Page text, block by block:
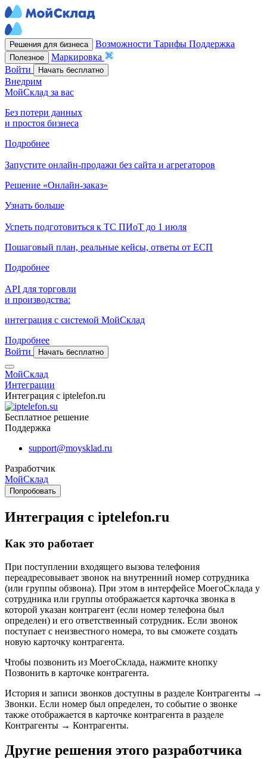
Решения для бизнеса Возможности Тарифы Поддержка
Полезное
Маркировка
Войти
Начать бесплатно
Внедрим
МойСклад за вас
Без потери данных
и простоя бизнеса
Подробнее
Запустите онлайн-продажи без сайта и агрегаторов
Решение «Онлайн-заказ»
Узнать больше
Успеть подготовиться к ТС ПИоТ до 1 июля
Пошаговый план, реальные кейсы, ответы от ЕСП
Подробнее
API для торговли
и производства:
интеграция с системой МойСклад
Подробнее
Войти
Начать бесплатно
МойСклад
Интеграции
Интеграция с iptelefon.ru
Бесплатное решение
Поддержка
support@moysklad.ru
Разработчик
МойСклад
Попробовать
Интеграция с iptelefon.ru
Как это работает
При поступлении входящего вызова телефония
переадресовывает звонок на внутренний номер сотрудника
(или группы обзвона). При этом в интерфейсе МоегоСклада у
сотрудника или группы отображается карточка звонка в
которой указан контрагент (если номер телефона был
определен) и его ответственный сотрудник. Если звонок
поступает с неизвестного номера, то вы сможете создать
новую карточку контрагента.
Чтобы позвонить из МоегоСклада, нажмите кнопку
Позвонить в карточке контрагента.
История и записи звонков доступны в разделе Контрагенты →
Звонки. Если номер был определен, то событие о звонке
также отображается в карточке контрагента в разделе
Контрагенты → Контрагенты.
Другие решения этого разработчика